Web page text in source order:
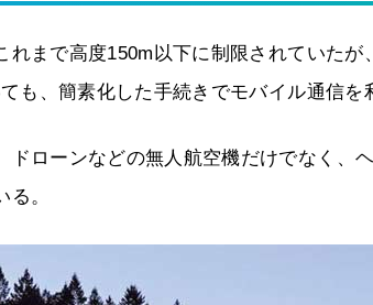
れまで高度150m以下に制限されていた
も、簡素化した手続きでモバイル通信を
ドローンなどの無人航空機だけでなく、
。